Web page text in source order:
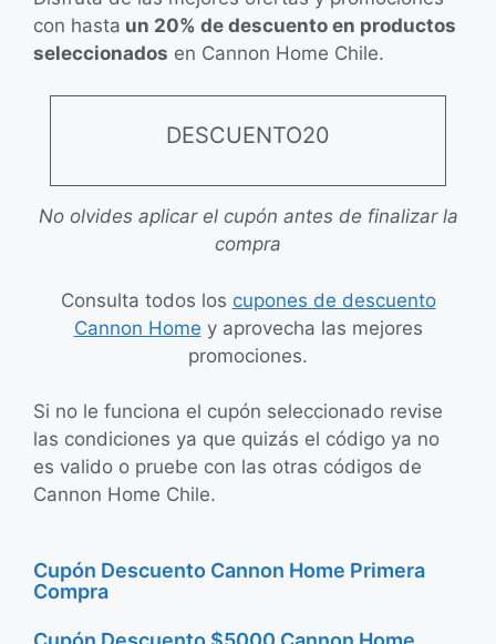
con hasta un 20% de descuento en productos
seleccionados en Cannon Home Chile.
DESCUENTO20
No olvides aplicar el cupón antes de finalizar la
compra
Consulta todos los cupones de descuento
Cannon Home y aprovecha las mejores
promociones.
Si no le funciona el cupón seleccionado revise
las condiciones ya que quizás el código ya no
es valido o pruebe con las otras códigos de
Cannon Home Chile.
Cupón Descuento Cannon Home Primera
Compra